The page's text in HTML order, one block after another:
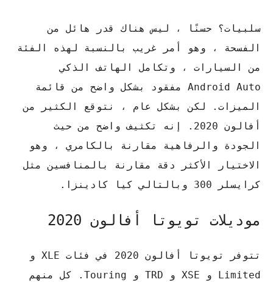
سلبيات؟ حسنًا ، ليس هناك قدر هائل من
الفسحة ، وهو أمر غريب بالنسبة لهذه الفئة
من السيارات ، وتكامل الهاتف الذكي
Android Auto مفقود بشكل واضح من قائمة
الميزات. لكن بشكل عام ، نتوقع الكثير من
أفالون 2020. إنه تكثيف واضح من حيث
الجودة والرفاهية مقارنة بالكامري ، وهو
الاختيار الأكثر دقة مقارنة بالمنافسين مثل
كرايسلر 300 وبالتالي كيا كادينزا.
موديلات تويوتا أفالون 2020
تتوفر تويوتا أفالون 2020 في فئات XLE و
Limited و XSE و TRD و Touring. كل منهم